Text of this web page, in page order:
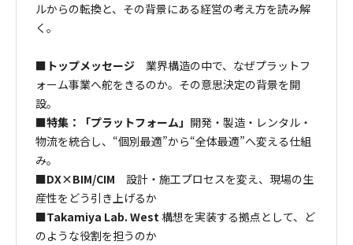
ルからの転換と、その背景にある経営の考え方を読み解
く。
■ トップメッセージ 業界構造の中で、なぜプラットフ
ォーム事業へ舵をきるのか。その意思決定の背景を開
設。
■特集：「プラットフォーム」 開発・製造・レンタル・
物流を統合し、“個別最適”から“全体最適”へ変える仕組
み。
■DX×BIM/CIM 設計・施工プロセスを変え、現場の生
産性をどう引き上げるか
■Takamiya Lab. West 構想を実装する拠点として、ど
のような役割を担うのか